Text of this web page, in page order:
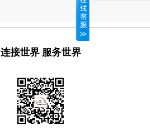
连接世界 服务世界